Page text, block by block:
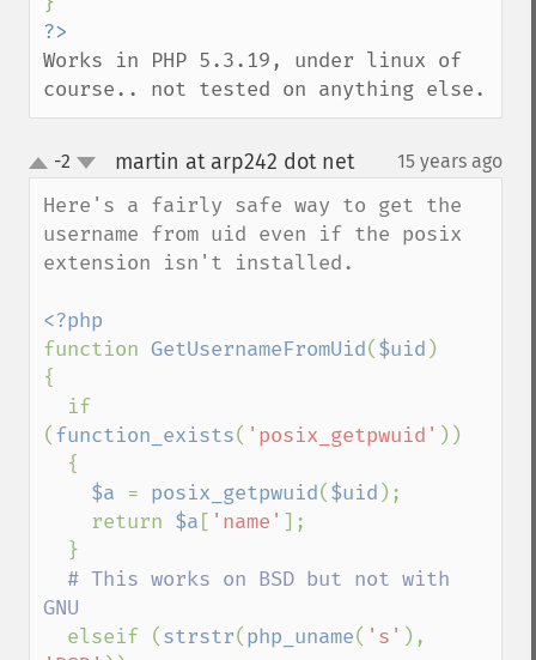
Works in PHP 5.3.19, under linux of
course.. not tested on anything else.
up
down
-2 martin at arp242 dot net¶ 15 years ago
Here's a fairly safe way to get the
username from uid even if the posix
extension isn't installed.
function GetUsernameFromUid($uid )
{
(function_exists( 'posix_getpwuid' ))
$a = posix_getpwuid($uid );
    return
$a [ 'name' ];
# This works on BSD but not with
GNU
elseif (strstr(php_uname( 's'